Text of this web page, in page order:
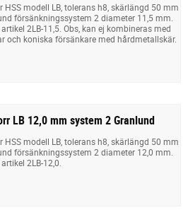
HSS modell LB, tolerans h8, skärlängd 50 mm
försänkningssystem 2 diameter 11,5 mm.
2LB-11,5. Obs, kan ej kombineras med
och koniska försänkare med hårdmetallskär.
LB 12,0 mm system 2 Granlund
HSS modell LB, tolerans h8, skärlängd 50 mm
försänkningssystem 2 diameter 12,0 mm.
2LB-12,0.